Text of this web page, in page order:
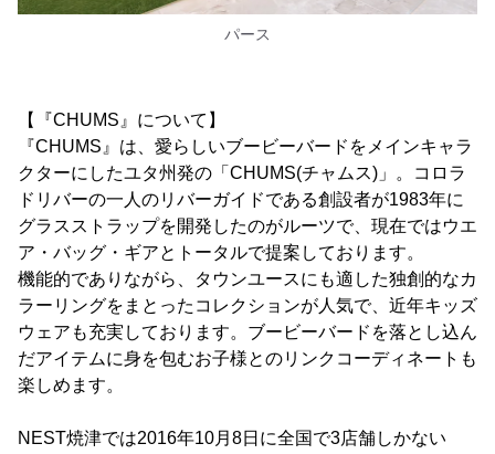
パース
【『CHUMS』について】
『CHUMS』は、愛らしいブービーバードをメインキャラ
クターにしたユタ州発の「CHUMS(チャムス)」。コロラ
ドリバーの一人のリバーガイドである創設者が1983年に
グラスストラップを開発したのがルーツで、現在ではウエ
ア・バッグ・ギアとトータルで提案しております。
機能的でありながら、タウンユースにも適した独創的なカ
ラーリングをまとったコレクションが人気で、近年キッズ
ウェアも充実しております。ブービーバードを落とし込ん
だアイテムに身を包むお子様とのリンクコーディネートも
楽しめます。
NEST焼津では2016年10月8日に全国で3店舗しかない